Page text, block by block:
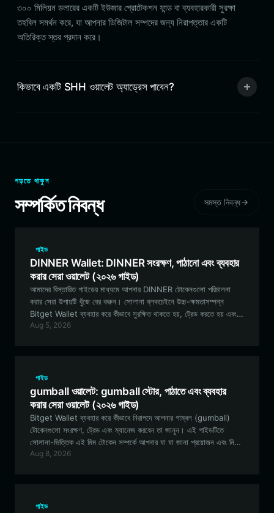
৩০০ মিলিয়ন ডলারের একটি ইউজার প্রোটেকশন ফান্ড বা ব্যবহারকারী সুরক্ষা
তহবিল সমর্থন করে, যা আপনার ডিজিটাল সম্পদের জন্য নিরাপত্তার একটি
অতিরিক্ত স্তর প্রদান করে।
কিভাবে একটি SHH ওয়ালেট অ্যাড্রেস পাবেন?
পড়তে থাকুন
সম্পর্কিত নিবন্ধ সমস্ত নিবন্ধ
গাইড
DINNER Wallet: DINNER সংরক্ষণ, পাঠানো এবং ব্যবহার
করার সেরা ওয়ালেট (২০২৬ গাইড)
আমাদের বিস্তারিত গাইডের মাধ্যমে আপনার DINNER টোকেনগুলো পরিচালনা
করার সেরা উপায়টি খুঁজে বের করুন। সোলানা ব্লকচেইনে উচ্চ-ক্ষমতাসম্পন্ন
Bitget Wallet ব্যবহার করে কীভাবে সুরক্ষিত থাকতে হয়, ট্রেড করতে হয় এবং
Had Dinner With Kimchi ইকোসিস্টেমের সাথে যুক্ত হতে হয় তা জানুন।
Aug 5, 2026
গাইড
gumball ওয়ালেট: gumball স্টোর, পাঠাতে এবং ব্যবহার
করার সেরা ওয়ালেট (২০২৬ গাইড)
Bitget Wallet ব্যবহার করে কীভাবে নিরাপদে আপনার গাম্বল (gumball)
টোকেনগুলো সংরক্ষণ, ট্রেড এবং ম্যানেজ করবেন তা জানুন। এই গাইডটিতে
সোলানা-ভিত্তিক এই মিম টোকেন সম্পর্কে আপনার যা যা জানা প্রয়োজন এবং নিগি
(Neegy) কমিউনিটির সাথে যুক্ত হওয়ার সেরা টুলগুলো সম্পর্কে বিস্তারিত
Aug 8, 2026
গাইড